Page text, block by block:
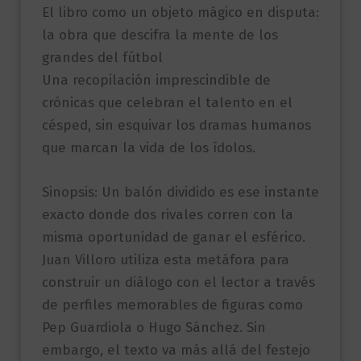
El libro como un objeto mágico en disputa:
la obra que descifra la mente de los
grandes del fútbol
Una recopilación imprescindible de
crónicas que celebran el talento en el
césped, sin esquivar los dramas humanos
que marcan la vida de los ídolos.
Sinopsis: Un balón dividido es ese instante
exacto donde dos rivales corren con la
misma oportunidad de ganar el esférico.
Juan Villoro utiliza esta metáfora para
construir un diálogo con el lector a través
de perfiles memorables de figuras como
Pep Guardiola o Hugo Sánchez. Sin
embargo, el texto va más allá del festejo